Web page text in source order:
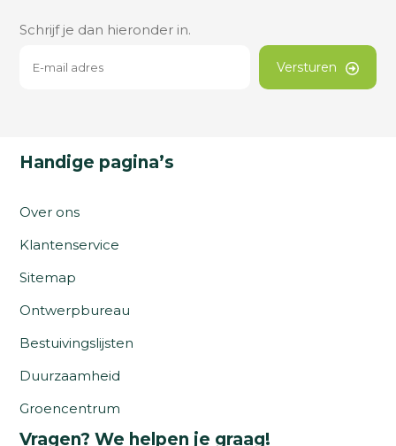
Schrijf je dan hieronder in.
Versturen
Handige pagina’s
Over ons
Klantenservice
Sitemap
Ontwerpbureau
Bestuivingslijsten
Duurzaamheid
Groencentrum
Vragen? We helpen je graag!